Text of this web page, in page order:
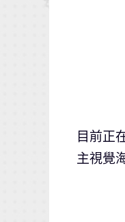
目前正
主視覺